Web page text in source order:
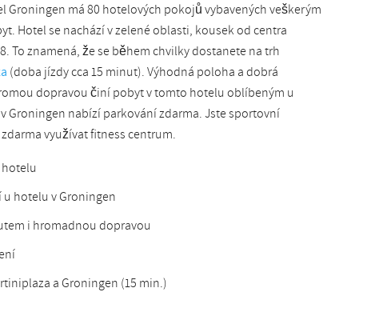
Slovak
Groningen má 80 hotelových pokojů vybavených veškerým
Hotel se nachází v zelené oblasti, kousek od centra
To znamená, že se během chvilky dostanete na trh
(doba jízdy cca 15 minut). Výhodná poloha a dobrá
dopravou činí pobyt v tomto hotelu oblíbeným u
Groningen nabízí parkování zdarma. Jste sportovní
využívat fitness centrum.
hotelu
hotelu v Groningen
i hromadnou dopravou
a Groningen (15 min.)